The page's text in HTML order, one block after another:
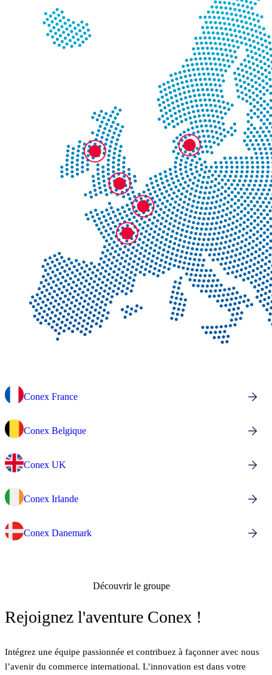
Conex France
Conex Belgique
Conex UK
Conex Irlande
Conex Danemark
Découvrir le groupe
Rejoignez l'aventure Conex !
Intégrez une équipe passionnée et contribuez à façonner avec nous
l’avenir du commerce international. L’innovation est dans votre